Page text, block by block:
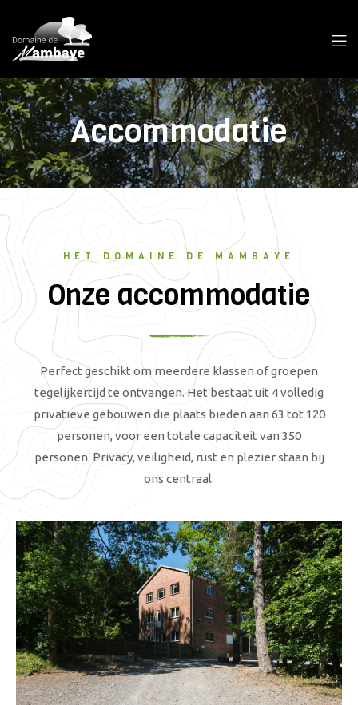
Accommodatie
HET DOMAINE DE MAMBAYE
Onze accommodatie
Perfect geschikt om meerdere klassen of groepen
tegelijkertijd te ontvangen. Het bestaat uit 4 volledig
privatieve gebouwen die plaats bieden aan 63 tot 120
personen, voor een totale capaciteit van 350
personen. Privacy, veiligheid, rust en plezier staan bij
ons centraal.